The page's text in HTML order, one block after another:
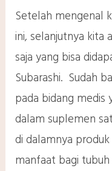
Setelah mengenal
ini, selanjutnya kita
saja yang bisa
Subarashi. Sudah
pada bidang
dalam suplemen
di dalamnya
manfaat bagi